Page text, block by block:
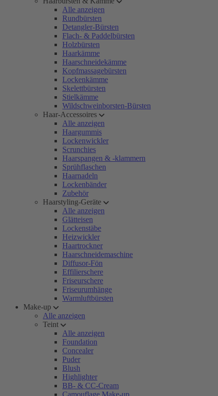
Alle anzeigen
Rundbürsten
Detangler-Bürsten
Flach- & Paddelbürsten
Holzbürsten
Haarkämme
Haarschneidekämme
Kopfmassagebürsten
Lockenkämme
Skelettbürsten
Stielkämme
Wildschweinborsten-Bürsten
Haar-Accessoires
Alle anzeigen
Haargummis
Lockenwickler
Scrunchies
Haarspangen & -klammern
Sprühflaschen
Haarnadeln
Lockenbänder
Zubehör
Haarstyling-Geräte
Alle anzeigen
Glätteisen
Lockenstäbe
Heizwickler
Haartrockner
Haarschneidemaschine
Diffusor-Fön
Effilierschere
Friseurschere
Friseurumhänge
Warmluftbürsten
Make-up
Alle anzeigen
Teint
Alle anzeigen
Foundation
Concealer
Puder
Blush
Highlighter
BB- & CC-Cream
Camouflage Make-up